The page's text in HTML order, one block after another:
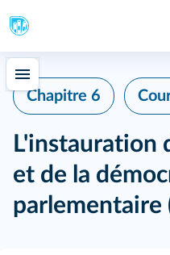
Chapitre 6
L'instauration
et de la
parlementaire